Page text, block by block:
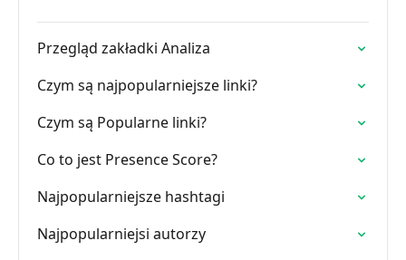
Przegląd zakładki Analiza
Czym są najpopularniejsze linki?
Czym są Popularne linki?
Co to jest Presence Score?
Najpopularniejsze hashtagi
Najpopularniejsi autorzy